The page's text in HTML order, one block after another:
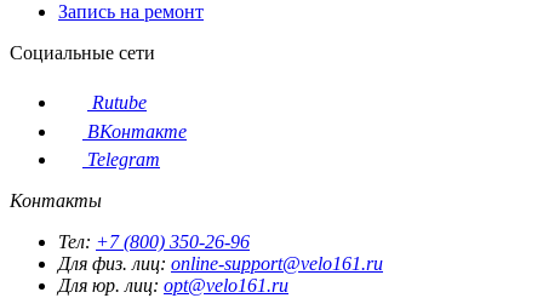
Запись на ремонт
Социальные сети
Rutube
ВКонтакте
Telegram
Контакты
Тел: +7 (800) 350-26-96
Для физ. лиц: online-support@velo161.ru
Для юр. лиц: opt@velo161.ru